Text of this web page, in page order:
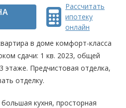
Рассчитать
ипотеку
онлайн
в доме комфорт-класса
сдачи: 1 кв. 2023, общей
этаже. Предчистовая отделка,
отделку.
кухня, просторная